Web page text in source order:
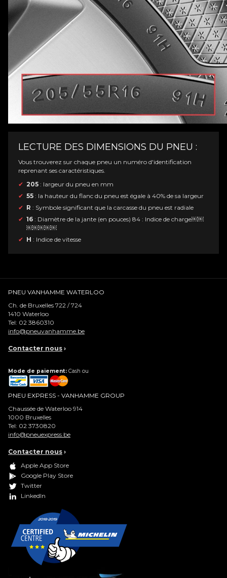
LECTURE DES DIMENSIONS DU PNEU :
Vous trouverez sur chaque pneu un numéro d'identification
reprenant ses caractéristiques.
205 : largeur du pneu en mm
55 : la hauteur du flanc du pneu est égale à 40% de sa largeur
R : Symbole significant que la carcasse du pneu est radiale
16 : Diamètre de la jante (en pouces) 84 : Indice de charge￼￼
￼￼￼￼￼
H : Indice de vitesse
PNEU VANHAMME WATERLOO
Ch. de Bruxelles 722 / 724
1410 Waterloo
Tel: 02 3860310
info@pneuvanhamme.be
Contacter nous ›
Mode de paiement: Cash ou
PNEU EXPRESS - VANHAMME GROUP
Chaussée de Waterloo 914
1000 Bruxelles
Tel: 02 3730820
info@pneuexpress.be
Contacter nous ›
Apple App Store
Google Play Store
Twitter
LinkedIn